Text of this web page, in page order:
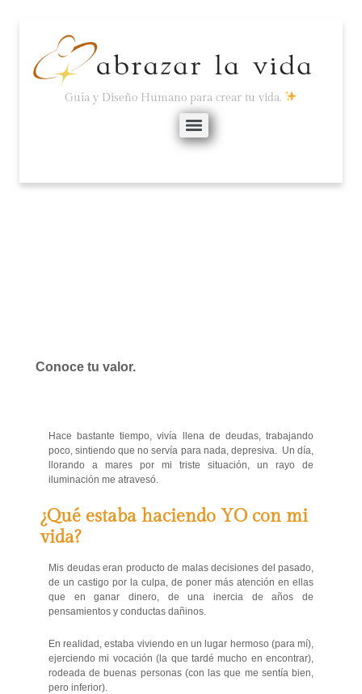
Guía y Diseño Humano para crear tu vida.
Conoce tu valor.
Hace bastante tiempo, vivía llena de deudas, trabajando
poco, sintiendo que no servía para nada, depresiva. Un día,
llorando a mares por mi triste situación, un rayo de
iluminación me atravesó.
¿Qué estaba haciendo YO con mi
vida?
Mis deudas eran producto de malas decisiones del pasado,
de un castigo por la culpa, de poner más atención en ellas
que en ganar dinero, de una inercia de años de
pensamientos y conductas dañinos.
En realidad, estaba viviendo en un lugar hermoso (para mí),
ejerciendo mi vocación (la que tardé mucho en encontrar),
rodeada de buenas personas (con las que me sentía bien,
pero inferior).